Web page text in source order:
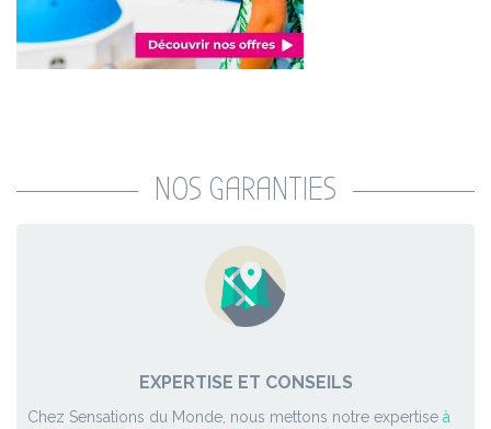
NOS GARANTIES
EXPERTISE ET CONSEILS
Chez Sensations du Monde, nous mettons notre expertise à